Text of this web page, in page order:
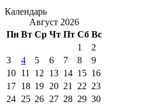
Календарь
Август 2026
Пн Вт Ср Чт Пт Сб Вс
1
2
3
4 5 6 7 8
9
10 11 12 13 14 15 16
17 18 19 20 21 22 23
24 25 26 27 28 29 30